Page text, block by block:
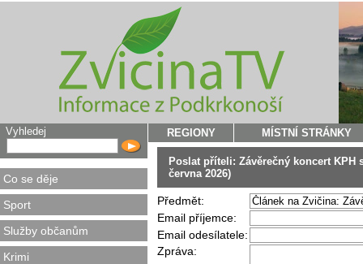
Vyhledej
Co se děje
Sport
Služby občanům
Krimi
REGIONY MÍSTNÍ STRÁNKY
Poslat příteli: Závěrečný koncert
června 2026)
Předmět:
Email příjemce:
Email odesílatele:
Zpráva: